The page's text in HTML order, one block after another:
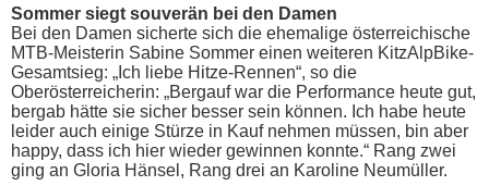
Sommer siegt souverän bei den Damen
Bei den Damen sicherte sich die ehemalige österreichische
MTB-Meisterin Sabine Sommer einen weiteren KitzAlpBike-
Gesamtsieg: „Ich liebe Hitze-Rennen“, so die
Oberösterreicherin: „Bergauf war die Performance heute gut,
bergab hätte sie sicher besser sein können. Ich habe heute
leider auch einige Stürze in Kauf nehmen müssen, bin aber
happy, dass ich hier wieder gewinnen konnte.“ Rang zwei
ging an Gloria Hänsel, Rang drei an Karoline Neumüller.